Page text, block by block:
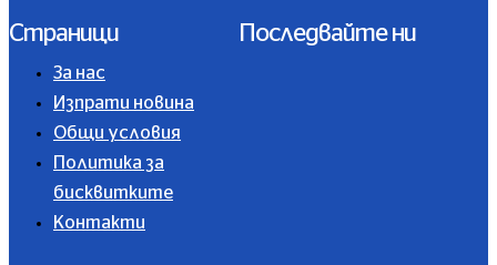
Страници
За нас
Изпрати новина
Общи условия
Политика за
бисквитките
Контакти
Последвайте ни